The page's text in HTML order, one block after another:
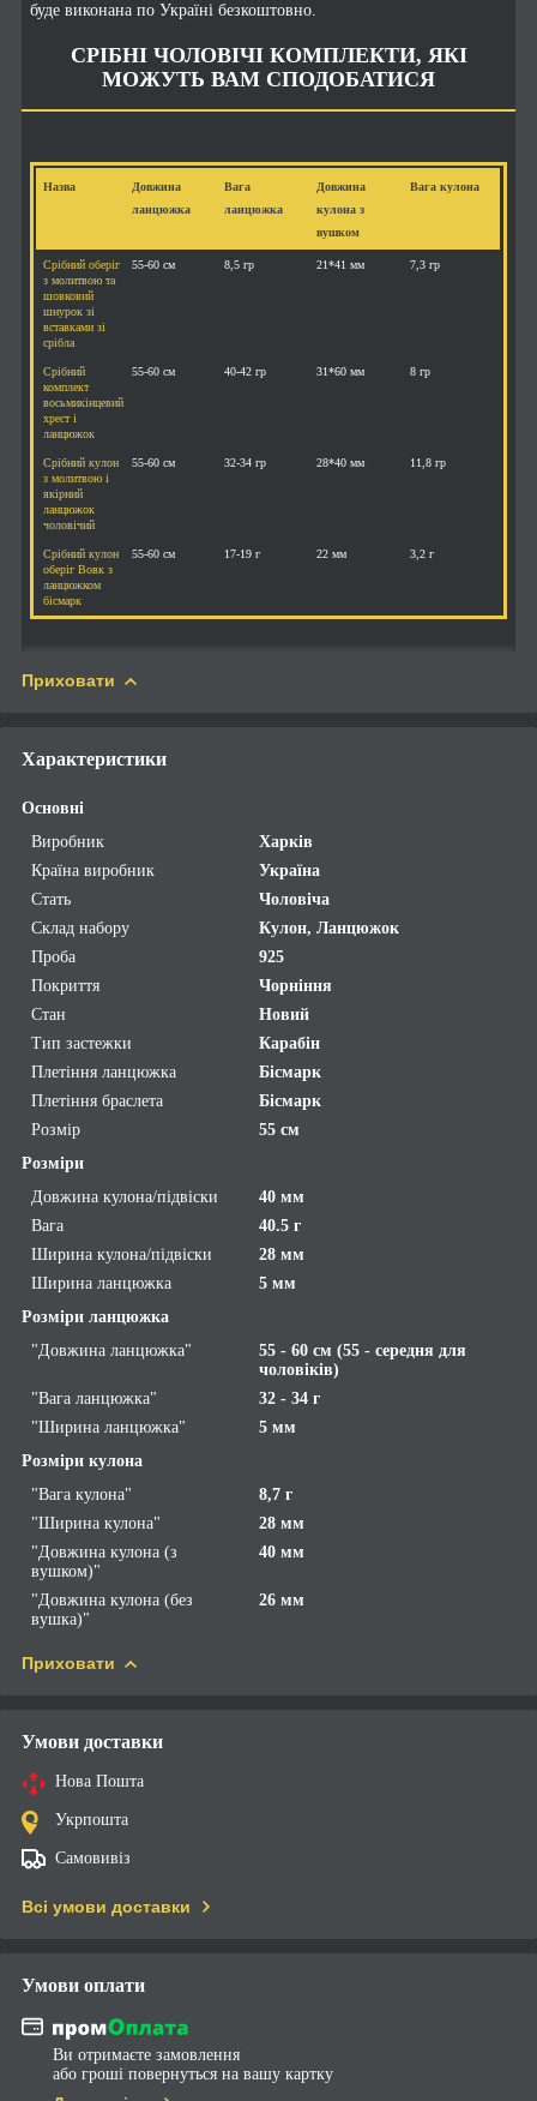
буде виконана по Україні безкоштовно.
СРІБНІ ЧОЛОВІЧІ КОМПЛЕКТИ, ЯКІ
МОЖУТЬ ВАМ СПОДОБАТИСЯ
Назва
Довжина
ланцюжка
Вага
ланцюжка
Довжина
кулона з
вушком
Вага кулона
Срібний оберіг
з молитвою та
шовковий
шнурок зі
вставками зі
срібла
55-60 см 8,5 гр 21*41 мм 7,3 гр
Срібний
комплект
восьмикінцевий
хрест і
ланцюжок
55-60 см 40-42 гр 31*60 мм 8 гр
Срібний кулон
з молитвою і
якірний
ланцюжок
чоловічий
55-60 см 32-34 гр 28*40 мм 11,8 гр
Срібний кулон
оберіг Вовк з
ланцюжком
бісмарк
55-60 см 17-19 г 22 мм 3,2 г
Приховати
Характеристики
Основні
Виробник
Харків
Країна виробник
Україна
Стать
Чоловіча
Склад набору
Кулон, Ланцюжок
Проба
925
Покриття
Чорніння
Стан
Новий
Тип застежки
Карабін
Плетіння ланцюжка
Бісмарк
Плетіння браслета
Бісмарк
Розмір
55 см
Розміри
Довжина кулона/підвіски
40 мм
Вага
40.5 г
Ширина кулона/підвіски
28 мм
Ширина ланцюжка
5 мм
Розміри ланцюжка
"Довжина ланцюжка"
55 - 60 см (55 - середня для
чоловіків)
"Вага ланцюжка"
32 - 34 г
"Ширина ланцюжка"
5 мм
Розміри кулона
"Вага кулона"
8,7 г
"Ширина кулона"
28 мм
"Довжина кулона (з
вушком)"
40 мм
"Довжина кулона (без
вушка)"
26 мм
Приховати
Умови доставки
Нова Пошта
Укрпошта
Самовивіз
Всі умови доставки
Умови оплати
Ви отримаєте замовлення
або гроші повернуться на вашу картку